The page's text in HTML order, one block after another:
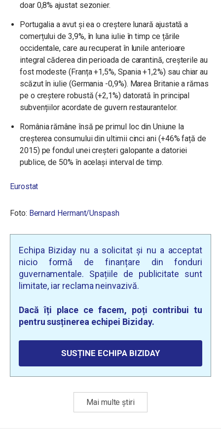
doar 0,8% ajustat sezonier.
Portugalia a avut și ea o creștere lunară ajustată a
comerțului de 3,9%, în luna iulie în timp ce țările
occidentale, care au recuperat în lunile anterioare
integral căderea din perioada de carantină, creșterile au
fost modeste (Franța +1,5%, Spania +1,2%) sau chiar au
scăzut în iulie (Germania -0,9%). Marea Britanie a rămas
pe o creștere robustă (+2,1%) datorată în principal
subvențiilor acordate de guvern restaurantelor.
România rămâne însă pe primul loc din Uniune la
creșterea consumului din ultimii cinci ani (+46% față de
2015) pe fondul unei creșteri galopante a datoriei
publice, de 50% în același interval de timp.
Eurostat
Foto: Bernard Hermant/Unspash
Echipa Biziday nu a solicitat și nu a acceptat
nicio formă de finanțare din fonduri
guvernamentale. Spațiile de publicitate sunt
limitate, iar reclama neinvazivă.
Dacă îți place ce facem, poți contribui tu
pentru susținerea echipei Biziday.
SUSȚINE ECHIPA BIZIDAY
Mai multe știri